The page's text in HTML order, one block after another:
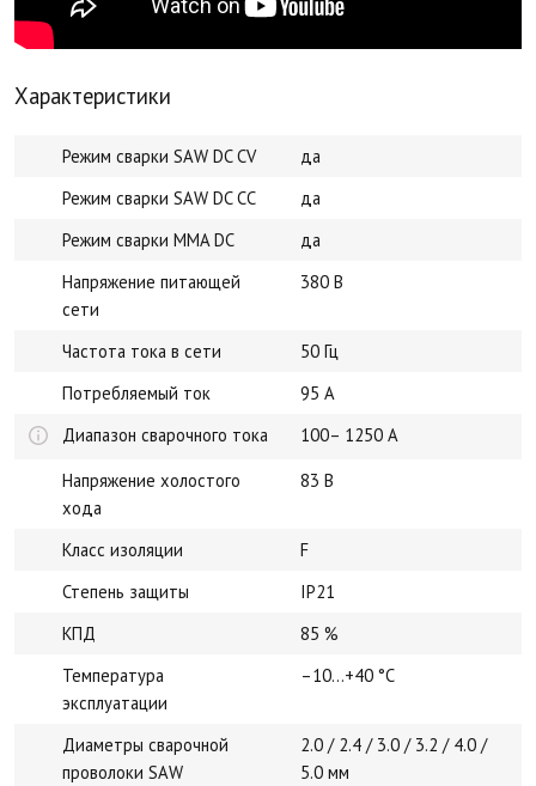
Характеристики
Режим сварки SAW DC CV
да
Режим сварки SAW DC CC
да
Режим сварки MMA DC
да
Напряжение питающей
сети
380 В
Частота тока в сети
50 Гц
Потребляемый ток
95 А
Диапазон сварочного тока
100– 1250 А
Напряжение холостого
хода
83 В
Класс изоляции
F
Степень защиты
IP21
КПД
85 %
Температура
эксплуатации
–10…+40 °C
Диаметры сварочной
проволоки SAW
2.0 / 2.4 / 3.0 / 3.2 / 4.0 /
5.0 мм